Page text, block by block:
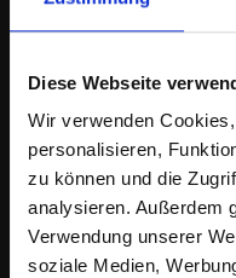
Diese Webseite
Wir verwenden
personalisieren,
zu können und die
analysieren. Außerdem
Verwendung unserer
soziale Medien,
Das Mobility Bridle